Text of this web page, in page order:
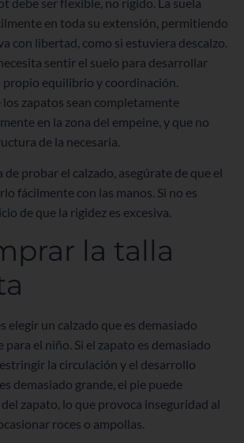
en toda su extensión, permitiendo
con libertad, como si estuviera descalzo.
sentir el suelo para desarrollar
propio equilibrio y coordinación.
zapatos sean completamente
en la zona del empeine, y que no
de la necesaria.
de probar el calzado, asegúrate de que el
fácilmente con las manos. Si no es
de que la rigidez es excesiva.
la talla
elegir un calzado que es demasiado
para el niño. Si el zapato es demasiado
la circulación y el desarrollo
demasiado grande, el pie puede
zapato, lo que provoca inseguridad al
roces o ampollas.